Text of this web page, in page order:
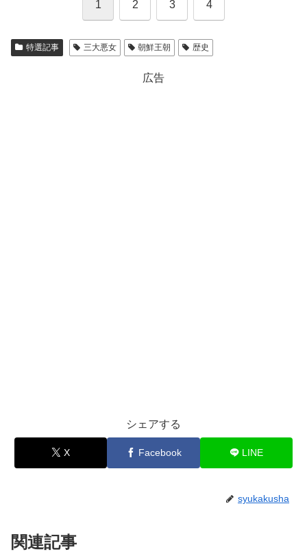
1 2 3 4
特選記事 三大悪女 朝鮮王朝 歴史
広告
シェアする
X Facebook LINE
syukakusha
関連記事